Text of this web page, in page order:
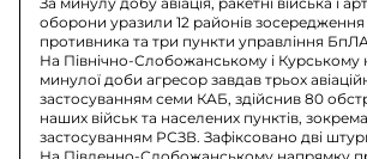
оборони уразили 12 районів
противника та три пункти управління
На Північно-Слобожанському і Курському
минулої доби агресор завдав трьох
застосуванням семи КАБ, здійснив 80
наших військ та населених пунктів,
застосуванням РСЗВ. Зафіксовано дві
На Південно-Слобожанському напрямку